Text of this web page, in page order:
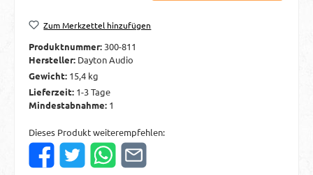
Zum Merkzettel hinzufügen
Produktnummer:300-811
Hersteller: Dayton Audio
Gewicht: 15,4 kg
Lieferzeit: 1-3 Tage
Mindestabnahme: 1
Dieses Produkt weiterempfehlen: